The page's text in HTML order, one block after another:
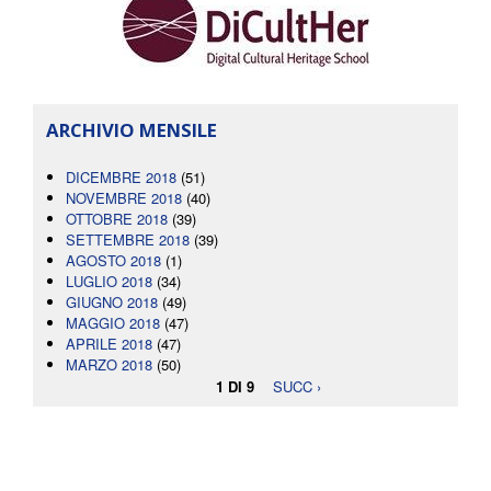
ARCHIVIO MENSILE
DICEMBRE 2018 (51)
NOVEMBRE 2018 (40)
OTTOBRE 2018 (39)
SETTEMBRE 2018 (39)
AGOSTO 2018 (1)
LUGLIO 2018 (34)
GIUGNO 2018 (49)
MAGGIO 2018 (47)
APRILE 2018 (47)
MARZO 2018 (50)
1 DI 9
SUCC ›